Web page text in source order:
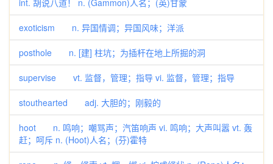
int. 胡说八道！ n. (Gammon)人名；(英)甘蒙
exoticism n. 异国情调；异国风味；洋派
posthole n. [建] 柱坑；为插杆在地上所掘的洞
supervise vt. 监督，管理；指导 vi. 监督，管理；指导
stouthearted adj. 大胆的；刚毅的
hoot n. 鸣响；嘲骂声；汽笛响声 vi. 鸣响；大声叫嚣 vt. 轰
赶；呵斥 n. (Hoot)人名；(芬)霍特